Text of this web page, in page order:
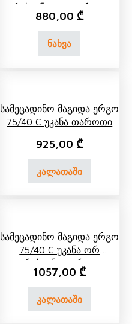
Იარუსიანი Და Გვერდითა
Თაროთი
880,00 ₾
ნახვა
Სამეცადინო Მაგიდა Ერგო
75/40 C Უკანა Თაროთი
925,00 ₾
კალათაში
Სამეცადინო Მაგიდა Ერგო
75/40 C Უკანა Ორ
Იარუსიანი Თაროთი
1057,00 ₾
კალათაში